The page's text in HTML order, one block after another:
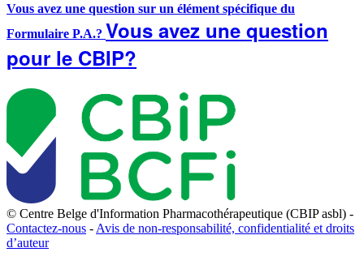
Vous avez une question sur un élément spécifique du
Formulaire P.A.? Vous avez une question
pour le CBIP?
© Centre Belge d'Information Pharmacothérapeutique (CBIP asbl) -
Contactez-nous - Avis de non-responsabilité, confidentialité et droits
d’auteur